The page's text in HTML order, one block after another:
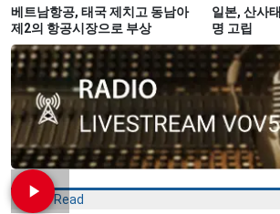
베트남항공, 태국 제치고 동남아
제2의 항공시장으로 부상
일본, 산사
명 고립
Most Read